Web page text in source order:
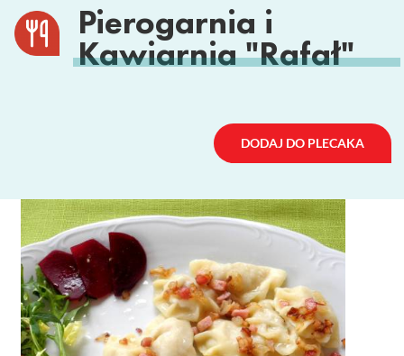
Pierogarnia i
Kawiarnia "Rafał"
DODAJ DO PLECAKA